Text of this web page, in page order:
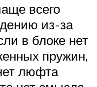
всего
из-за
в блоке нет
пружин,
люфта